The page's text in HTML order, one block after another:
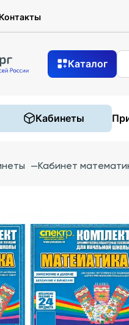
Контакты
Каталог
Кабинеты
—Кабинет